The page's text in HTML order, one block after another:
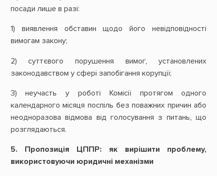
посади лише в разі:
1) виявлення обставин щодо його невідповідності
вимогам закону;
2) суттєвого порушення вимог, установлених
законодавством у сфері запобігання корупції;
3) неучасть у роботі Комісії протягом одного
календарного місяця поспіль без поважних причин або
неодноразова відмова від голосування з питань, що
розглядаються.
5. Пропозиція ЦППР: як вирішити проблему,
використовуючи юридичні механізми